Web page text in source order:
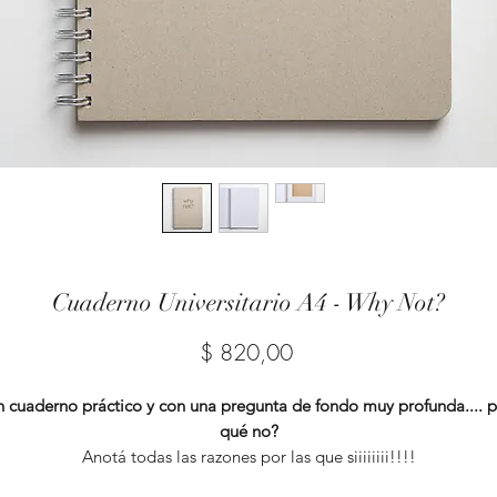
Cuaderno Universitario A4 - Why Not?
$ 820,00Precio
cuaderno práctico y con una pregunta de fondo muy profunda....
qué no?
Anotá todas las razones por las que siiiiiiii!!!!